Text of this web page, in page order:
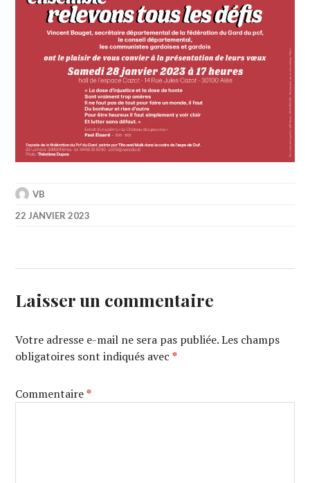
VB
22 JANVIER 2023
Laisser un commentaire
Votre adresse e-mail ne sera pas publiée. Les champs
obligatoires sont indiqués avec*
Commentaire*